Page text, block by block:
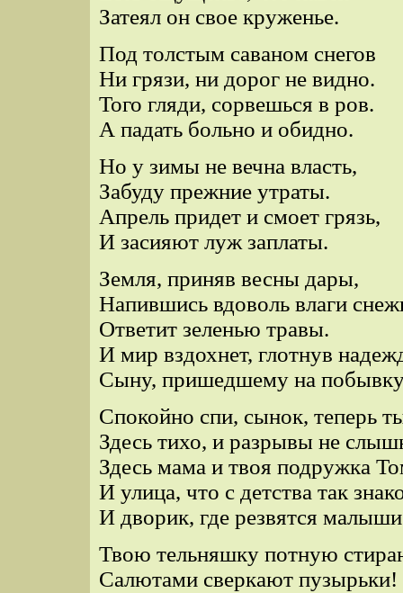
Затеял он свое круженье.
Под толстым саваном снегов
Ни грязи, ни дорог не видно.
Того гляди, сорвешься в ров.
А падать больно и обидно.
Но у зимы не вечна власть,
Забуду прежние утраты.
Апрель придет и смоет грязь,
И засияют луж заплаты.
Земля, приняв весны дары,
Напившись вдоволь влаги
Ответит зеленью травы.
И мир вздохнет, глотнув
Сыну, пришедшему на
Спокойно спи, сынок, теперь
Здесь тихо, и разрывы не
Здесь мама и твоя подружка
И улица, что с детства так
И дворик, где резвятся
Твою тельняшку потную
Салютами сверкают пузырьки!